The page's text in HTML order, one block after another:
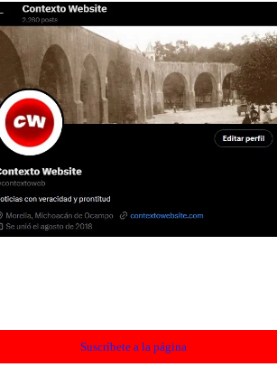
Suscríbete a la página